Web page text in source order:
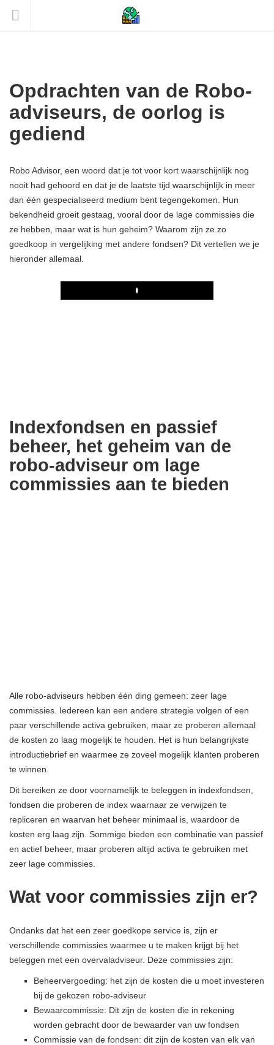
Opdrachten van de Robo-
adviseurs, de oorlog is
gediend
Robo Advisor, een woord dat je tot voor kort waarschijnlijk nog
nooit had gehoord en dat je de laatste tijd waarschijnlijk in meer
dan één gespecialiseerd medium bent tegengekomen. Hun
bekendheid groeit gestaag, vooral door de lage commissies die
ze hebben, maar wat is hun geheim? Waarom zijn ze zo
goedkoop in vergelijking met andere fondsen? Dit vertellen we je
hieronder allemaal.
Play
Indexfondsen en passief
beheer, het geheim van de
robo-adviseur om lage
commissies aan te bieden
Alle robo-adviseurs hebben één ding gemeen: zeer lage
commissies. Iedereen kan een andere strategie volgen of een
paar verschillende activa gebruiken, maar ze proberen allemaal
de kosten zo laag mogelijk te houden. Het is hun belangrijkste
introductiebrief en waarmee ze zoveel mogelijk klanten proberen
te winnen.
Dit bereiken ze door voornamelijk te beleggen in indexfondsen,
fondsen die proberen de index waarnaar ze verwijzen te
repliceren en waarvan het beheer minimaal is, waardoor de
kosten erg laag zijn. Sommige bieden een combinatie van passief
en actief beheer, maar proberen altijd activa te gebruiken met
zeer lage commissies.
Wat voor commissies zijn er?
Ondanks dat het een zeer goedkope service is, zijn er
verschillende commissies waarmee u te maken krijgt bij het
beleggen met een overvaladviseur. Deze commissies zijn:
Beheervergoeding: het zijn de kosten die u moet investeren
bij de gekozen robo-adviseur
Bewaarcommissie: Dit zijn de kosten die in rekening
worden gebracht door de bewaarder van uw fondsen
Commissie van de fondsen: dit zijn de kosten van elk van